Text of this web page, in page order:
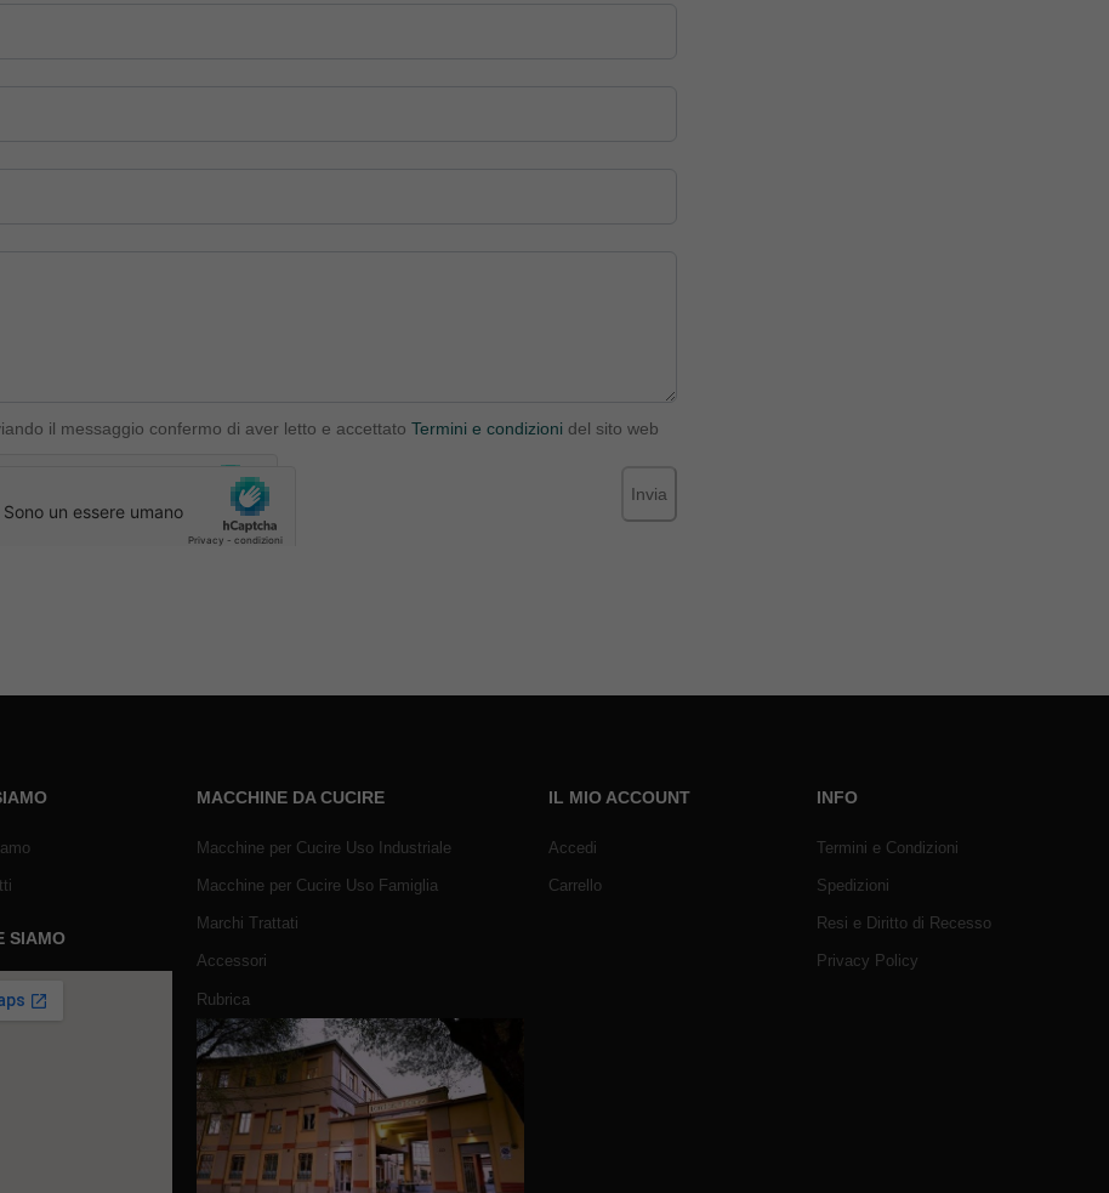
il messaggio confermo di aver letto e accettato Termini e condizioni del sito web
Invia
SIAMO
MACCHINE DA CUCIRE
Macchine per Cucire Uso Industriale
Macchine per Cucire Uso Famiglia
Marchi Trattati
Accessori
Rubrica
IL MIO ACCOUNT
Accedi
Carrello
INFO
Termini e Condizioni
Spedizioni
Resi e Diritto di Recesso
Privacy Policy